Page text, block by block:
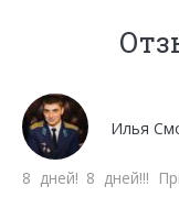
Мне как